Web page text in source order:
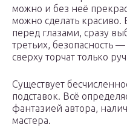
можно и без неё
можно сделать
перед глазами, сразу
третьих, безопасность
сверху торчат только
Существует
подставок. Всё
фантазией автора,
мастера.